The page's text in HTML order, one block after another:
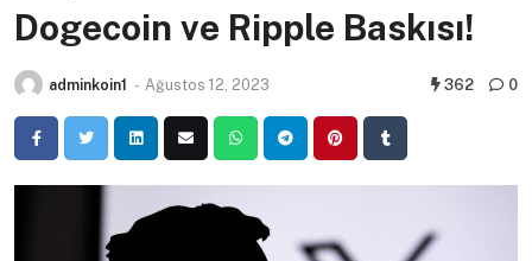
Dogecoin ve Ripple Baskısı!
adminkoin1 - Ağustos 12, 2023 362 0